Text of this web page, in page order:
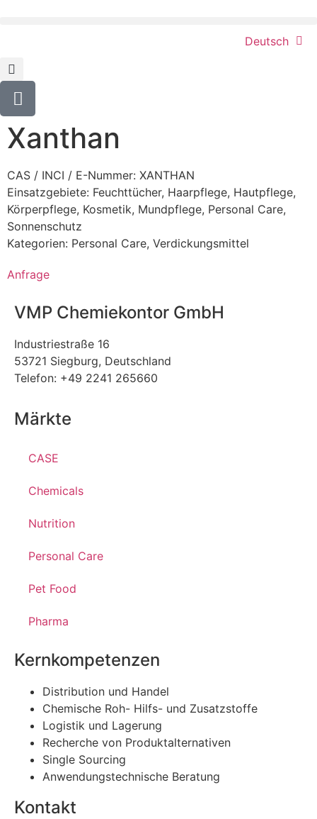
Deutsch
Xanthan
CAS / INCI / E-Nummer: XANTHAN
Einsatzgebiete: Feuchttücher, Haarpflege, Hautpflege,
Körperpflege, Kosmetik, Mundpflege, Personal Care,
Sonnenschutz
Kategorien: Personal Care, Verdickungsmittel
Anfrage
VMP Chemiekontor GmbH
Industriestraße 16
53721 Siegburg, Deutschland
Telefon: +49 2241 265660
Märkte
CASE
Chemicals
Nutrition
Personal Care
Pet Food
Pharma
Kernkompetenzen
Distribution und Handel
Chemische Roh- Hilfs- und Zusatzstoffe
Logistik und Lagerung
Recherche von Produktalternativen
Single Sourcing
Anwendungstechnische Beratung
Kontakt